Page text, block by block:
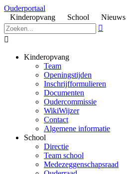
Ouderportaal
Kinderopvang
School
Nieuws


Kinderopvang
Team
Openingstijden
Inschrijfformulieren
Documenten
Oudercommissie
WikiWijzer
Contact
Algemene informatie
School
Directie
Team school
Medezeggenschapsraad